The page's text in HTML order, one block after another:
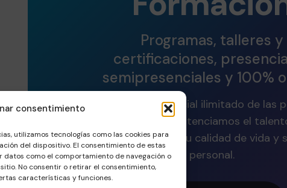
consentimiento
utilizamos tecnologías como las cookies para
del dispositivo. El consentimiento de estas
como el comportamiento de navegación o
No consentir o retirar el consentimiento,
características y funciones.
Programas, talleres y
certificaciones,
semipresenciales y 100%
Creemos en el potencial ilimitado de las
eso, capacitamos y potenciamos el
que quieren mejorar su calidad de vida y
personal.